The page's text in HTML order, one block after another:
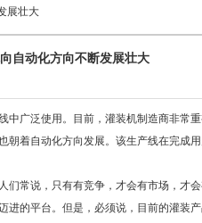
展壮大
自动化方向不断发展壮大
中广泛使用。目前，灌装机制造商非常
着自动化方向发展。该生产线在完成
常说，只有有竞争，才会有市场，才
的平台。但是，必须说，目前的灌装